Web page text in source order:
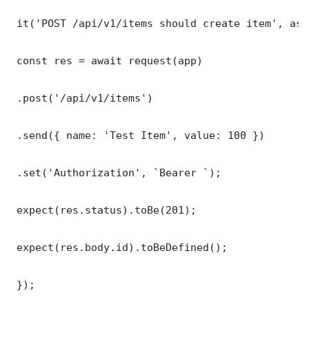
it('POST /api/v1/items should create item',
const res = await request(app)
.post('/api/v1/items')
.send({ name: 'Test Item', value: 100 })
.set('Authorization', `Bearer `);
expect(res.status).toBe(201);
expect(res.body.id).toBeDefined();
});